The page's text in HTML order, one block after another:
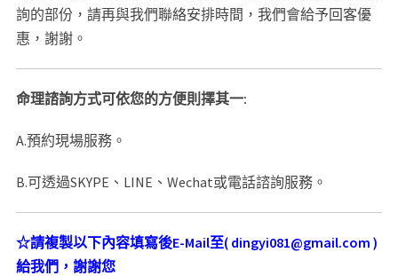
詢的部份，請再與我們聯絡安排時間，我們會給予回客優
惠，謝謝。
命理諮詢方式可依您的方便則擇其一:
A.預約現場服務。
B.可透過SKYPE、LINE、Wechat或電話諮詢服務。
☆請複製以下內容填寫後E-Mail至( dingyi081@gmail.com )
給我們，謝謝您